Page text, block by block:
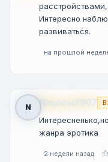
Интересно
развиваться.
на прошлой
N Ninyana2907
жанра эротика
2 недели назад